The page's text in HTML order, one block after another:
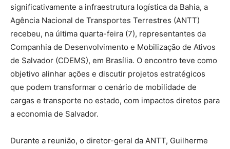
significativamente a infraestrutura logística da Bahia, a
Agência Nacional de Transportes Terrestres (ANTT)
recebeu, na última quarta-feira (7), representantes da
Companhia de Desenvolvimento e Mobilização de Ativos
de Salvador (CDEMS), em Brasília. O encontro teve como
objetivo alinhar ações e discutir projetos estratégicos
que podem transformar o cenário de mobilidade de
cargas e transporte no estado, com impactos diretos para
a economia de Salvador.
Durante a reunião, o diretor-geral da ANTT, Guilherme